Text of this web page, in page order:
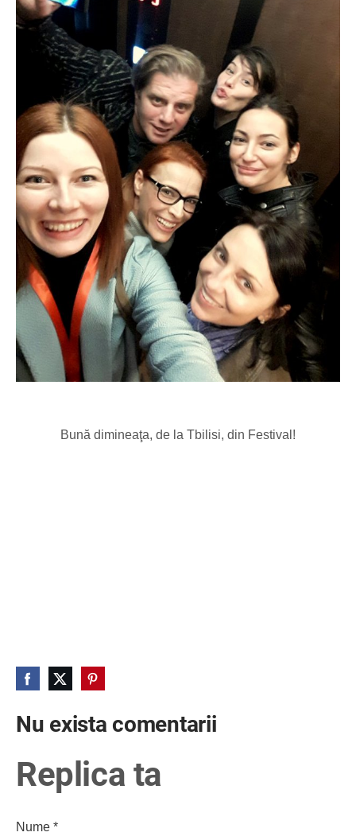
Bună dimineaţa, de la Tbilisi, din Festival!
Nu exista comentarii
Replica ta
Nume *